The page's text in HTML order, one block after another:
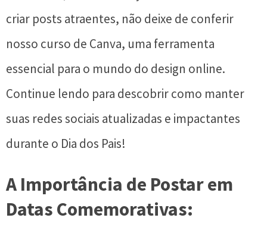
criar posts atraentes, não deixe de conferir
nosso curso de Canva, uma ferramenta
essencial para o mundo do design online.
Continue lendo para descobrir como manter
suas redes sociais atualizadas e impactantes
durante o Dia dos Pais!
A Importância de Postar em
Datas Comemorativas: